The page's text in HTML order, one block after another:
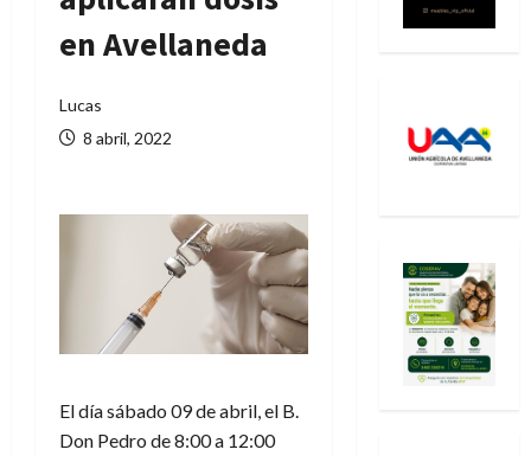
en Avellaneda
Lucas
8 abril, 2022
El día sábado 09 de abril, el B.
Don Pedro de 8:00 a 12:00